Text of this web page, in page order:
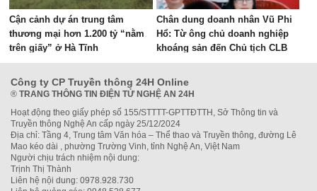
Cận cảnh dự án trung tâm
thương mại hơn 1.200 tỷ “nằm
trên giấy” ở Hà Tĩnh
Chân dung doanh nhân Vũ Phi
Hổ: Từ ông chủ doanh nghiệp
khoáng sản đến Chủ tịch CLB
Bóng đá Thái Nguyên
Công ty CP Truyền thông 24H Online
® TRANG THÔNG TIN ĐIỆN TỬ NGHỆ AN 24H
Hoạt động theo giấy phép số 155/STTTT-GPTTĐTTH, Sở Thông tin và
Truyền thông Nghệ An cấp ngày 25/12/2024
Địa chỉ: Tầng 4, Trung tâm Văn hóa – Thể thao và Truyền thông, đường Lê
Mao kéo dài , phường Trường Vinh, tỉnh Nghệ An, Việt Nam
Người chịu trách nhiệm nội dung:
Trịnh Thị Thành
Liên hệ nội dung: 0978.928.730